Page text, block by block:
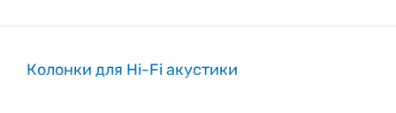
Колонки для Hi-Fi акустики